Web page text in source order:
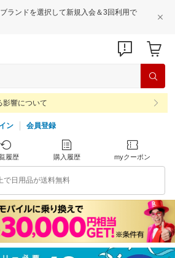
ランドを選択して新規入会＆3回利用で
影響について
ン 会員登録
履歴 購入履歴 myクーポン
で日用品が送料無料